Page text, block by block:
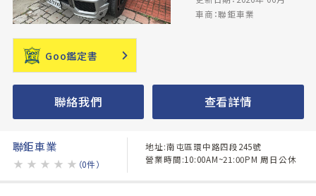
車商：聯鉅車業
Goo鑑定書
聯絡我們 查看詳情
聯鉅車業
★ ★ ★ ★ ★ （0件）
地址:南屯區環中路四段245號
營業時間:10:00AM~21:00PM 周日公休